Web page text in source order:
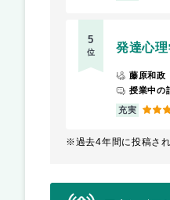
5
位 発達心
藤原和政
充実 4
※過去4年間に投稿さ